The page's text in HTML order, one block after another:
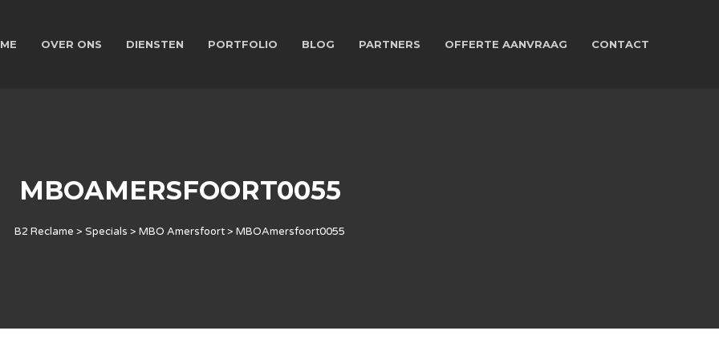
OVER ONS DIENSTEN PORTFOLIO BLOG PARTNERS OFFERTE AANVRAAG CONTACT
MBOAMERSFOORT0055
B2 Reclame > Specials > MBO Amersfoort> MBOAmersfoort0055